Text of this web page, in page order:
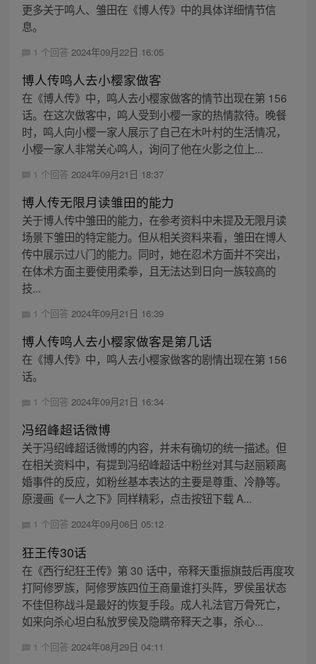
更多关于鸣人、雏田在《博人传》中的具体详细情节信
息。
1 个回答 2024年09月22日 16:05
博人传鸣人去小樱家做客
在《博人传》中，鸣人去小樱家做客的情节出现在第 156
话。在这次做客中，鸣人受到小樱一家的热情款待。晚餐
时，鸣人向小樱一家人展示了自己在木叶村的生活情况，
小樱一家人非常关心鸣人，询问了他在火影之位上...
1 个回答 2024年09月21日 18:37
博人传无限月读雏田的能力
关于博人传中雏田的能力，在参考资料中未提及无限月读
场景下雏田的特定能力。但从相关资料来看，雏田在博人
传中展示过八门的能力。同时，她在忍术方面并不突出，
在体术方面主要使用柔拳，且无法达到日向一族较高的
技...
1 个回答 2024年09月21日 16:39
博人传鸣人去小樱家做客是第几话
在《博人传》中，鸣人去小樱家做客的剧情出现在第 156
话。
1 个回答 2024年09月21日 16:34
冯绍峰超话微博
关于冯绍峰超话微博的内容，并未有确切的统一描述。但
在相关资料中，有提到冯绍峰超话中粉丝对其与赵丽颖离
婚事件的反应，如粉丝基本表达的主要是尊重、冷静等。
原漫画《一人之下》同样精彩，点击按钮下载 A...
1 个回答 2024年09月06日 05:12
狂王传30话
在《西行纪狂王传》第 30 话中，帝释天重振旗鼓后再度攻
打阿修罗族，阿修罗族四位王商量谁打头阵，罗侯虽状态
不佳但称战斗是最好的恢复手段。成人礼法官万骨死亡，
如来向杀心坦白私放罗侯及隐瞒帝释天之事，杀心...
1 个回答 2024年08月29日 04:11